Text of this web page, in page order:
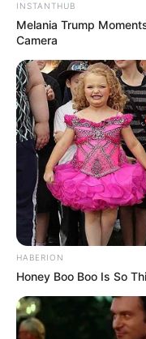
INSTANTHUB
Melania Trump
Camera
HABERION
Honey Boo Boo Is So